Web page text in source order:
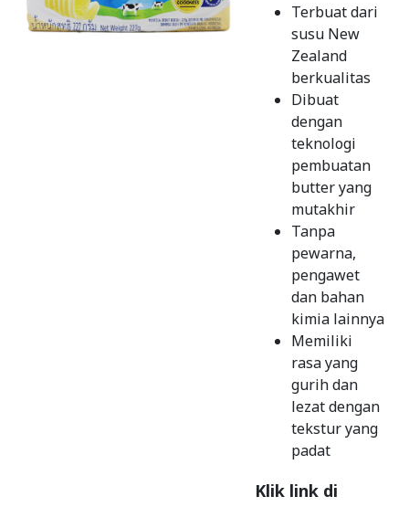
Terbuat dari
susu New
Zealand
berkualitas
Dibuat
dengan
teknologi
pembuatan
butter yang
mutakhir
Tanpa
pewarna,
pengawet
dan bahan
kimia lainnya
Memiliki
rasa yang
gurih dan
lezat dengan
tekstur yang
padat
Klik link di